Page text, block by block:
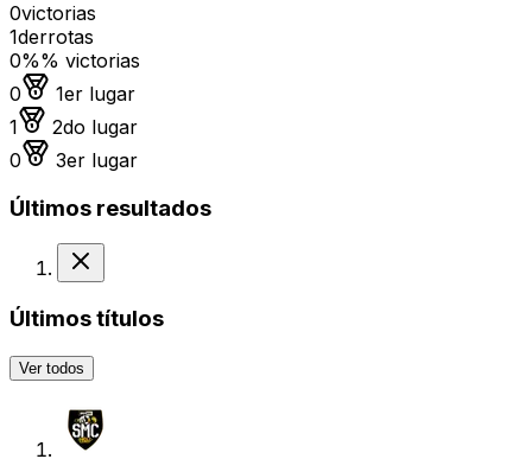
0victorias
1derrotas
0%% victorias
0
Medalla de oro
1er lugar
1
Medalla de plata
2do lugar
0
Medalla de bronce
3er lugar
Últimos resultados
Últimos títulos
Ver todos